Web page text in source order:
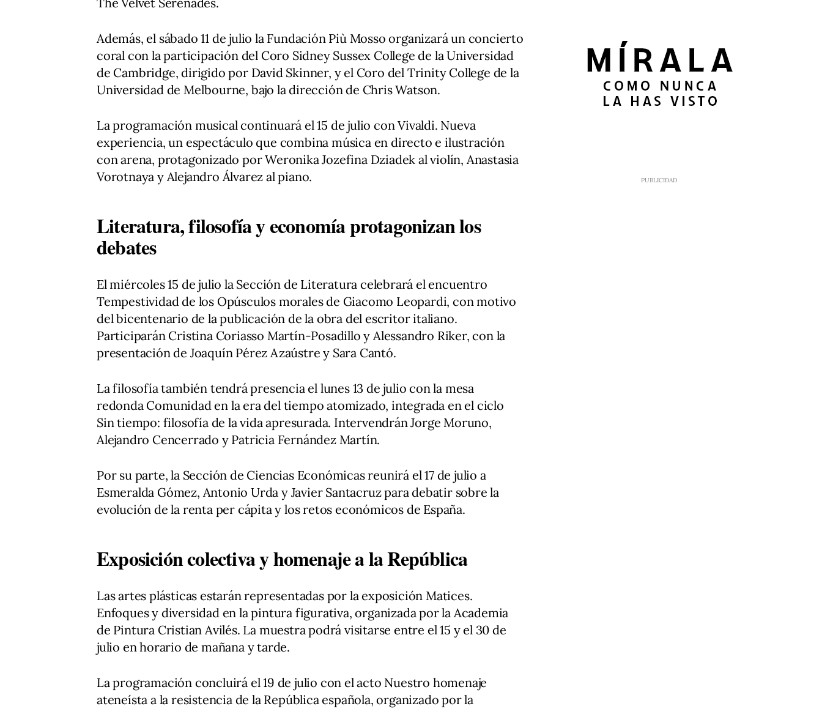
Además, el sábado 11 de julio la Fundación Più Mosso organizará un concierto
coral con la participación del Coro Sidney Sussex College de la Universidad
de Cambridge, dirigido por David Skinner, y el Coro del Trinity College de la
Universidad de Melbourne, bajo la dirección de Chris Watson.
La programación musical continuará el 15 de julio con Vivaldi. Nueva
experiencia, un espectáculo que combina música en directo e ilustración
con arena, protagonizado por Weronika Jozefina Dziadek al violín, Anastasia
Vorotnaya y Alejandro Álvarez al piano.
Literatura, filosofía y economía protagonizan los
debates
El miércoles 15 de julio la Sección de Literatura celebrará el encuentro
Tempestividad de los Opúsculos morales de Giacomo Leopardi, con motivo
del bicentenario de la publicación de la obra del escritor italiano.
Participarán Cristina Coriasso Martín-Posadillo y Alessandro Riker, con la
presentación de Joaquín Pérez Azaústre y Sara Cantó.
La filosofía también tendrá presencia el lunes 13 de julio con la mesa
redonda Comunidad en la era del tiempo atomizado, integrada en el ciclo
Sin tiempo: filosofía de la vida apresurada. Intervendrán Jorge Moruno,
Alejandro Cencerrado y Patricia Fernández Martín.
Por su parte, la Sección de Ciencias Económicas reunirá el 17 de julio a
Esmeralda Gómez, Antonio Urda y Javier Santacruz para debatir sobre la
evolución de la renta per cápita y los retos económicos de España.
Exposición colectiva y homenaje a la República
Las artes plásticas estarán representadas por la exposición Matices.
Enfoques y diversidad en la pintura figurativa, organizada por la Academia
de Pintura Cristian Avilés. La muestra podrá visitarse entre el 15 y el 30 de
julio en horario de mañana y tarde.
La programación concluirá el 19 de julio con el acto Nuestro homenaje
ateneísta a la resistencia de la República española, organizado por la